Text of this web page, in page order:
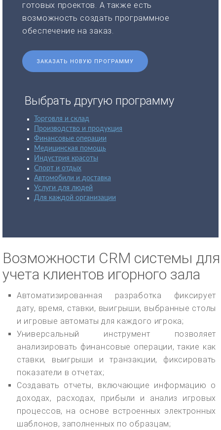
готовых проектов. А также есть
возможность создать программное
обеспечение на заказ.
ЗАКАЗАТЬ НОВУЮ ПРОГРАММУ
Выбрать другую программу
Торговля и склад
Производство и продукция
Финансовые операции
Медицинская помощь
Индустрия красоты
Спорт и отдых
Автомобили и доставка
Услуги для людей
Для каждой организации
Возможности CRM системы для
учета клиентов игорного зала
Автоматизированная разработка фиксирует
дату, время, ставки, выигрыши, выбранные столы
и игровые автоматы для каждого игрока;
Универсальный инструмент позволяет
анализировать финансовые операции, такие как
ставки, выигрыши и транзакции, фиксировать
показатели в отчетах;
Создавать отчеты, включающие информацию о
доходах, расходах, прибыли и анализ игровых
процессов, на основе встроенных электронных
шаблонов, заполненных по образцам;